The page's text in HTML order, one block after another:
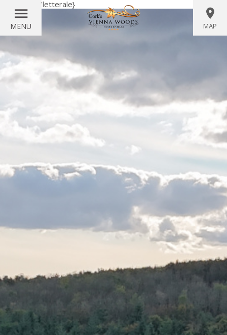
{/letterale}
MENU MAP